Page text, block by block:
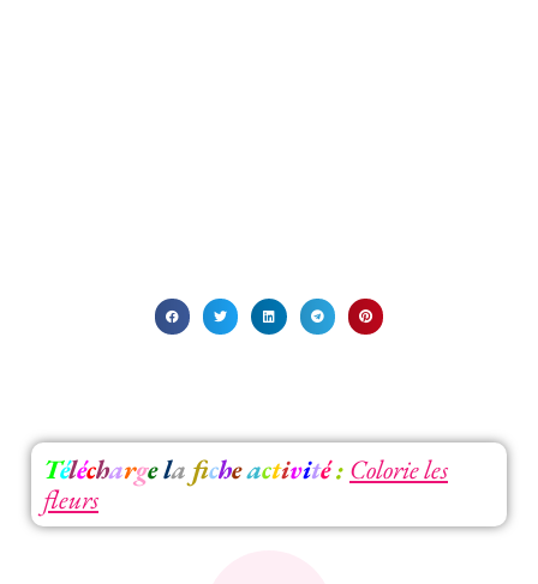
Téléchargela fcheactivité: Colorie les
fleurs